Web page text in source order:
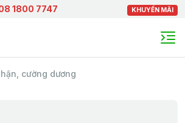
1800 7747 KHUYẾN MÃI
cường dương